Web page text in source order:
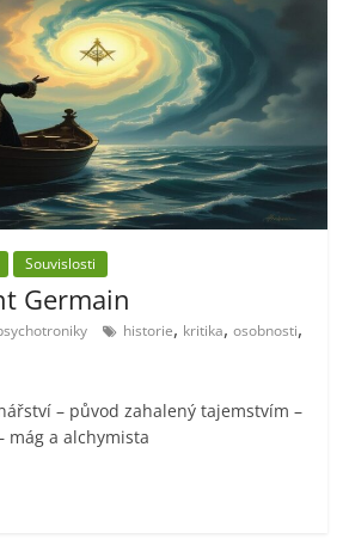
Souvislosti
Germain
historie, kritika,osobnosti,
– původ zahalený tajemstvím –
mág a alchymista